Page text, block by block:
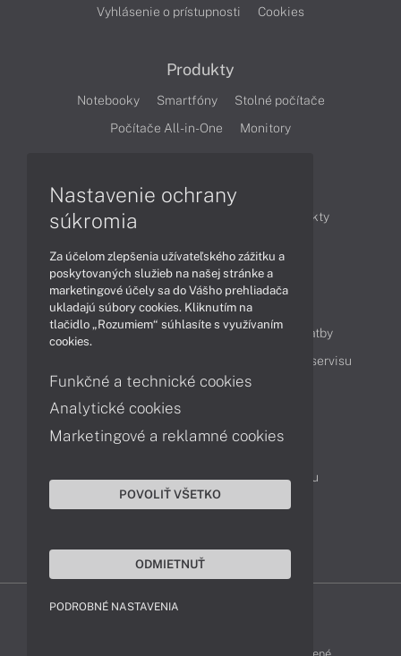
Vyhlásenie o prístupnosti
Cookies
Produkty
Notebooky Smartfóny
Stolné počítače
Počítače All-in-One
Monitory
Články
Obchodné informácie
Produkty
Obsah
Ako nakupovať
Možnosti doručenia a platby
Cenník servisu
Kontakty
Servisné oddelenie
Reklamácia tovaru
Nastavenie ochrany
súkromia
Za účelom zlepšenia užívateľského zážitku a
poskytovaných služieb na našej stránke a
marketingové účely sa do Vášho prehliadača
ukladajú súbory cookies. Kliknutím na
tlačidlo „Rozumiem“ súhlasíte s využívaním
cookies.
Funkčné a technické cookies
Analytické cookies
Marketingové a reklamné cookies
POVOLIŤ VŠETKO
ODMIETNUŤ
PODROBNÉ NASTAVENIA